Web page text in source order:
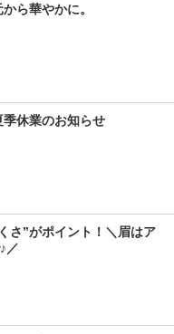
ら華やかに。
休業のお知らせ
さ”がポイント！＼眉はア
／